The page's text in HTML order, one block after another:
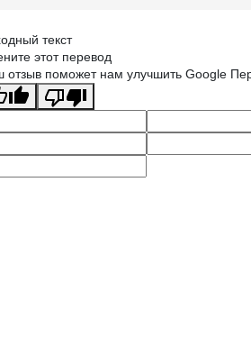
текст
этот перевод
отзыв поможет нам улучшить Google